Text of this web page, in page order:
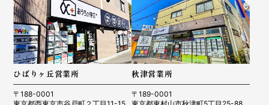
ひばりヶ丘営業所
〒188-0001
秋津営業所
〒189-0001